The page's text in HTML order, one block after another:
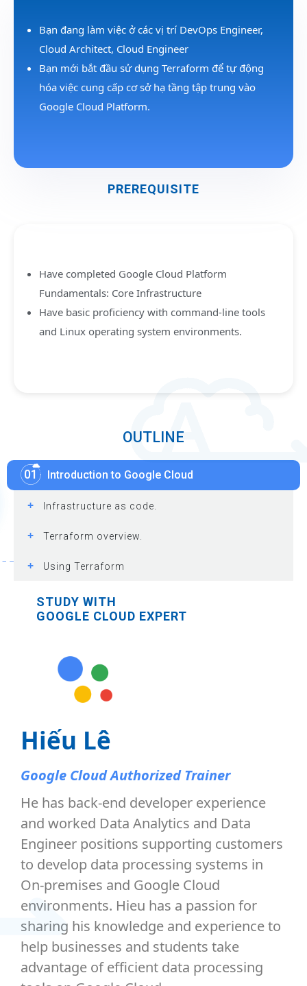
Bạn đang làm việc ở các vị trí DevOps Engineer,
Cloud Architect, Cloud Engineer
Bạn mới bắt đầu sử dụng Terraform để tự động
hóa việc cung cấp cơ sở hạ tầng tập trung vào
Google Cloud Platform.
PREREQUISITE
Have completed Google Cloud Platform
Fundamentals: Core Infrastructure
Have basic proficiency with command-line tools
and Linux operating system environments.
OUTLINE
01 Introduction to Google Cloud
+ Infrastructure as code.
+ Terraform overview.
+ Using Terraform
STUDY WITH
GOOGLE CLOUD EXPERT
Hiếu Lê
Google Cloud Authorized Trainer
He has back-end developer experience
and worked Data Analytics and Data
Engineer positions supporting customers
to develop data processing systems in
On-premises and Google Cloud
environments. Hieu has a passion for
sharing his knowledge and experience to
help businesses and students take
advantage of efficient data processing